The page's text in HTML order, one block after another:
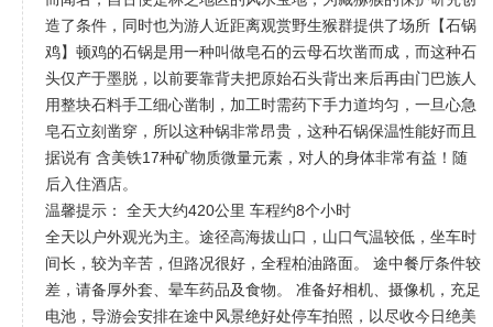
造了条件，同时也为游人近距离观赏野生猴群提供了场所【石锅
鸡】顿鸡的石锅是用一种叫做皂石的云母石坎凿而成，而这种石
头仅产于墨脱，以前要靠背夫把原始石头背出来后再由门巴族人
用整块石料手工细心凿制，加工时需药下手力道均匀，一旦心急
皂石立刻凿穿，所以这种锅非常昂贵，这种石锅保温性能好而且
据说有 含美铁17种矿物质微量元素，对人的身体非常有益！随
后入住酒店。
温馨提示： 全天大约420公里 车程约8个小时
全天以户外观光为主。途径高海拔山口，山口气温较低，坐车时
间长，较为辛苦，但路况很好，全程柏油路面。 途中餐厅条件较
差，请备厚外套、晕车药品及食物。 准备好相机、摄像机，充足
电池，导游会安排在途中风景绝好处停车拍照，以尽收今日绝美